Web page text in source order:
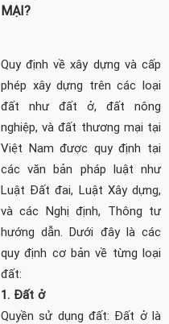
MẠI?
Quy định về xây dựng và cấp
phép xây dựng trên các loại
đất như đất ở, đất nông
nghiệp, và đất thương mại tại
Việt Nam được quy định tại
các văn bản pháp luật như
Luật Đất đai, Luật Xây dựng,
và các Nghị định, Thông tư
hướng dẫn. Dưới đây là các
quy định cơ bản về từng loại
đất:
1. Đất ở
Quyền sử dụng đất: Đất ở là